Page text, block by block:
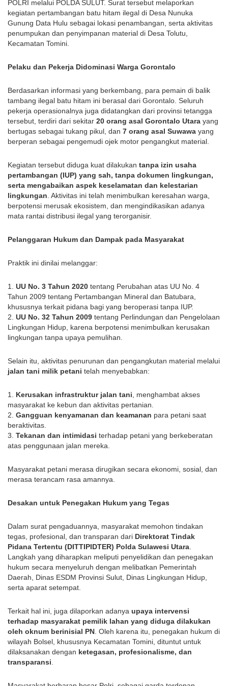
POLRI melalui POLDA SULUT. Surat tersebut melaporkan
kegiatan pertambangan batu hitam ilegal di Desa Nunuka
Gunung Data Hulu sebagai lokasi penambangan, serta aktivitas
penumpukan dan penyimpanan material di Desa Tolutu,
Kecamatan Tomini.
Pelaku dan Pekerja Didominasi Warga Gorontalo
Berdasarkan informasi yang berkembang, para pemain di balik
tambang ilegal batu hitam ini berasal dari Gorontalo. Seluruh
pekerja operasionalnya juga didatangkan dari provinsi tetangga
tersebut, terdiri dari sekitar 20 orang asal Gorontalo Utara yang
bertugas sebagai tukang pikul, dan 7 orang asal Suwawa yang
berperan sebagai pengemudi ojek motor pengangkut material.
Kegiatan tersebut diduga kuat dilakukan tanpa izin usaha
pertambangan (IUP) yang sah, tanpa dokumen lingkungan,
serta mengabaikan aspek keselamatan dan kelestarian
lingkungan. Aktivitas ini telah menimbulkan keresahan warga,
berpotensi merusak ekosistem, dan mengindikasikan adanya
mata rantai distribusi ilegal yang terorganisir.
Pelanggaran Hukum dan Dampak pada Masyarakat
Praktik ini dinilai melanggar:
1. UU No. 3 Tahun 2020 tentang Perubahan atas UU No. 4
Tahun 2009 tentang Pertambangan Mineral dan Batubara,
khususnya terkait pidana bagi yang beroperasi tanpa IUP.
2. UU No. 32 Tahun 2009 tentang Perlindungan dan Pengelolaan
Lingkungan Hidup, karena berpotensi menimbulkan kerusakan
lingkungan tanpa upaya pemulihan.
Selain itu, aktivitas penurunan dan pengangkutan material melalui
jalan tani milik petani telah menyebabkan:
1. Kerusakan infrastruktur jalan tani, menghambat akses
masyarakat ke kebun dan aktivitas pertanian.
2. Gangguan kenyamanan dan keamanan para petani saat
beraktivitas.
3. Tekanan dan intimidasi terhadap petani yang berkeberatan
atas penggunaan jalan mereka.
Masyarakat petani merasa dirugikan secara ekonomi, sosial, dan
merasa terancam rasa amannya.
Desakan untuk Penegakan Hukum yang Tegas
Dalam surat pengaduannya, masyarakat memohon tindakan
tegas, profesional, dan transparan dari Direktorat Tindak
Pidana Tertentu (DITTIPIDTER) Polda Sulawesi Utara.
Langkah yang diharapkan meliputi penyelidikan dan penegakan
hukum secara menyeluruh dengan melibatkan Pemerintah
Daerah, Dinas ESDM Provinsi Sulut, Dinas Lingkungan Hidup,
serta aparat setempat.
Terkait hal ini, juga dilaporkan adanya upaya intervensi
terhadap masyarakat pemilik lahan yang diduga dilakukan
oleh oknum berinisial PN. Oleh karena itu, penegakan hukum di
wilayah Bolsel, khususnya Kecamatan Tomini, dituntut untuk
dilaksanakan dengan ketegasan, profesionalisme, dan
transparansi.